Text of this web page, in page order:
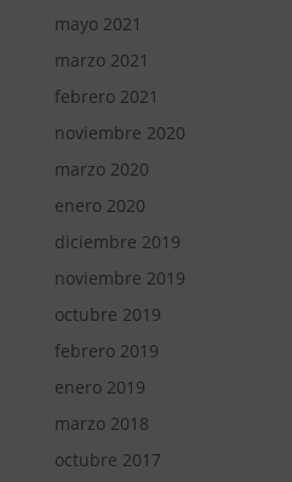
mayo 2021
marzo 2021
febrero 2021
noviembre 2020
marzo 2020
enero 2020
diciembre 2019
noviembre 2019
octubre 2019
febrero 2019
enero 2019
marzo 2018
octubre 2017